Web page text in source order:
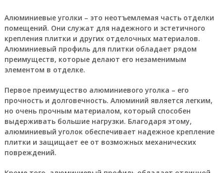
Алюминиевые уголки – это неотъемлемая часть отделки
помещений. Они служат для надежного и эстетичного
крепления плитки и других отделочных материалов.
Алюминиевый профиль для плитки обладает рядом
преимуществ, которые делают его незаменимым
элементом в отделке.
Первое преимущество алюминиевого уголка – его
прочность и долговечность. Алюминий является легким,
но очень прочным материалом, который способен
выдерживать большие нагрузки. Благодаря этому,
алюминиевый уголок обеспечивает надежное крепление
плитки и защищает ее от возможных механических
повреждений.